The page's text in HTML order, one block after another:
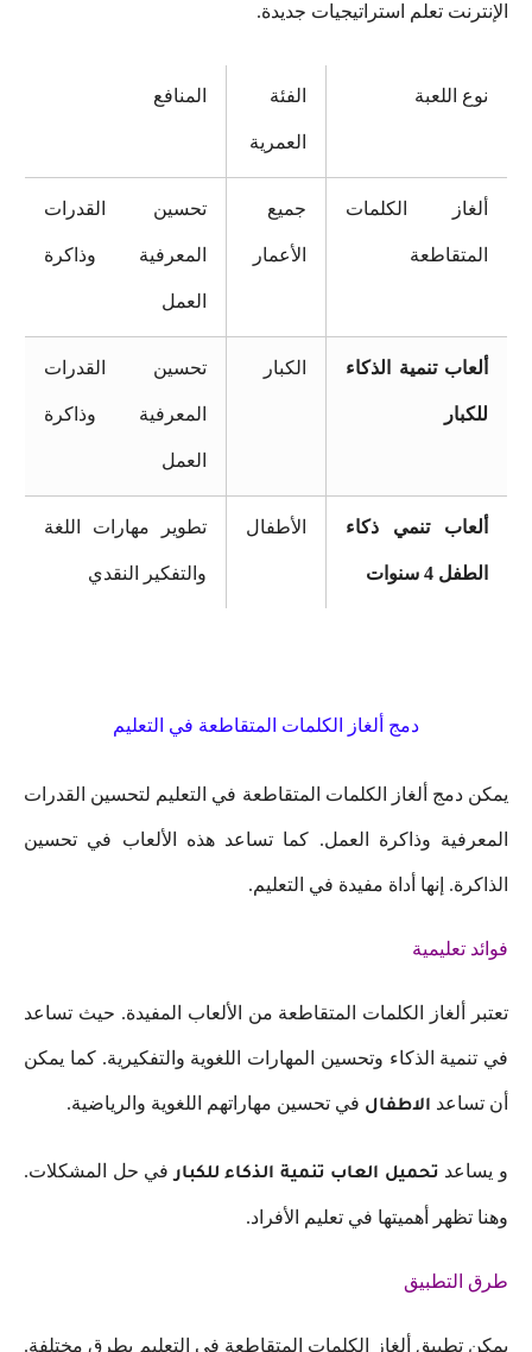
الإنترنت تعلم استراتيجيات جديدة.
نوع اللعبة الفئة
العمرية
المنافع
ألغاز الكلمات
المتقاطعة
جميع
الأعمار
تحسين القدرات
المعرفية وذاكرة
العمل
ألعاب تنمية الذكاء
للكبار
الكبار تحسين القدرات
المعرفية وذاكرة
العمل
ألعاب تنمي ذكاء
الطفل 4 سنوات
الأطفال تطوير مهارات اللغة
والتفكير النقدي
دمج ألغاز الكلمات المتقاطعة في التعليم
يمكن دمج ألغاز الكلمات المتقاطعة في التعليم لتحسين القدرات
المعرفية وذاكرة العمل. كما تساعد هذه الألعاب في تحسين
الذاكرة. إنها أداة مفيدة في التعليم.
فوائد تعليمية
تعتبر ألغاز الكلمات المتقاطعة من الألعاب المفيدة. حيث تساعد
في تنمية الذكاء وتحسين المهارات اللغوية والتفكيرية. كما يمكن
أن تساعد الاطفال في تحسين مهاراتهم اللغوية والرياضية.
و يساعد تحميل العاب تنمية الذكاء للكبار في حل المشكلات.
وهنا تظهر أهميتها في تعليم الأفراد.
طرق التطبيق
يمكن تطبيق ألغاز الكلمات المتقاطعة في التعليم بطرق مختلفة.